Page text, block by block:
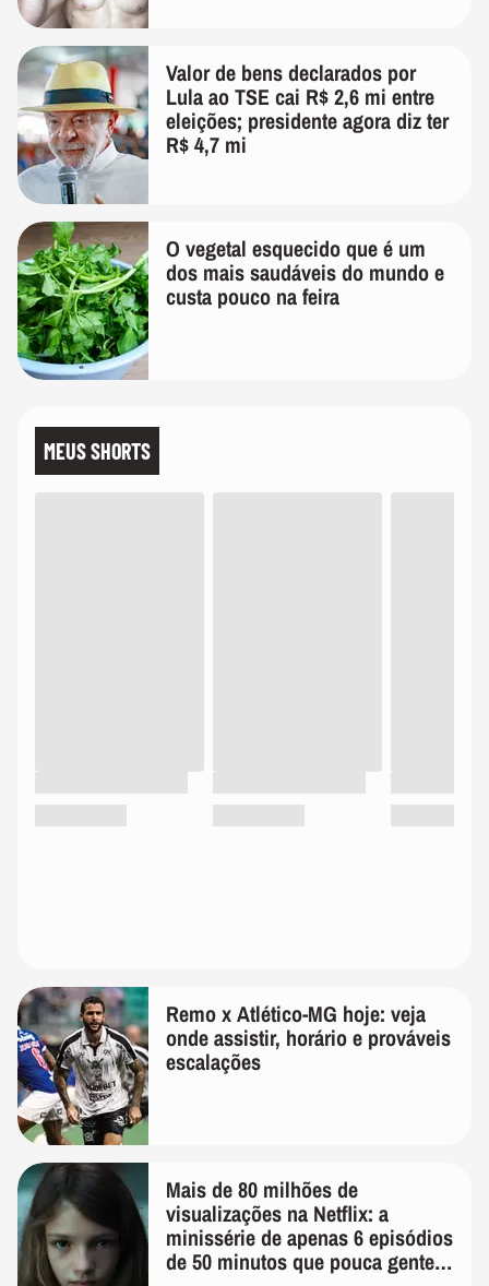
Valor de bens declarados por
Lula ao TSE cai R$ 2,6 mi entre
eleições; presidente agora diz ter
R$ 4,7 mi
O vegetal esquecido que é um
dos mais saudáveis do mundo e
custa pouco na feira
MEUS SHORTS
Remo x Atlético-MG hoje: veja
onde assistir, horário e prováveis
escalações
Mais de 80 milhões de
visualizações na Netflix: a
minissérie de apenas 6 episódios
de 50 minutos que pouca gente